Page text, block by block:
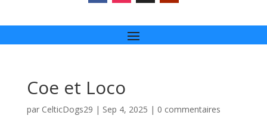
Coe et Loco
par CelticDogs29 | Sep 4, 2025 | 0 commentaires